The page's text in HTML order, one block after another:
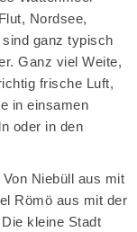
Nordsee,
ganz typisch
Ganz viel Weite,
frische Luft,
in einsamen
oder in den
Niebüll aus mit
Römö aus mit der
kleine Stadt